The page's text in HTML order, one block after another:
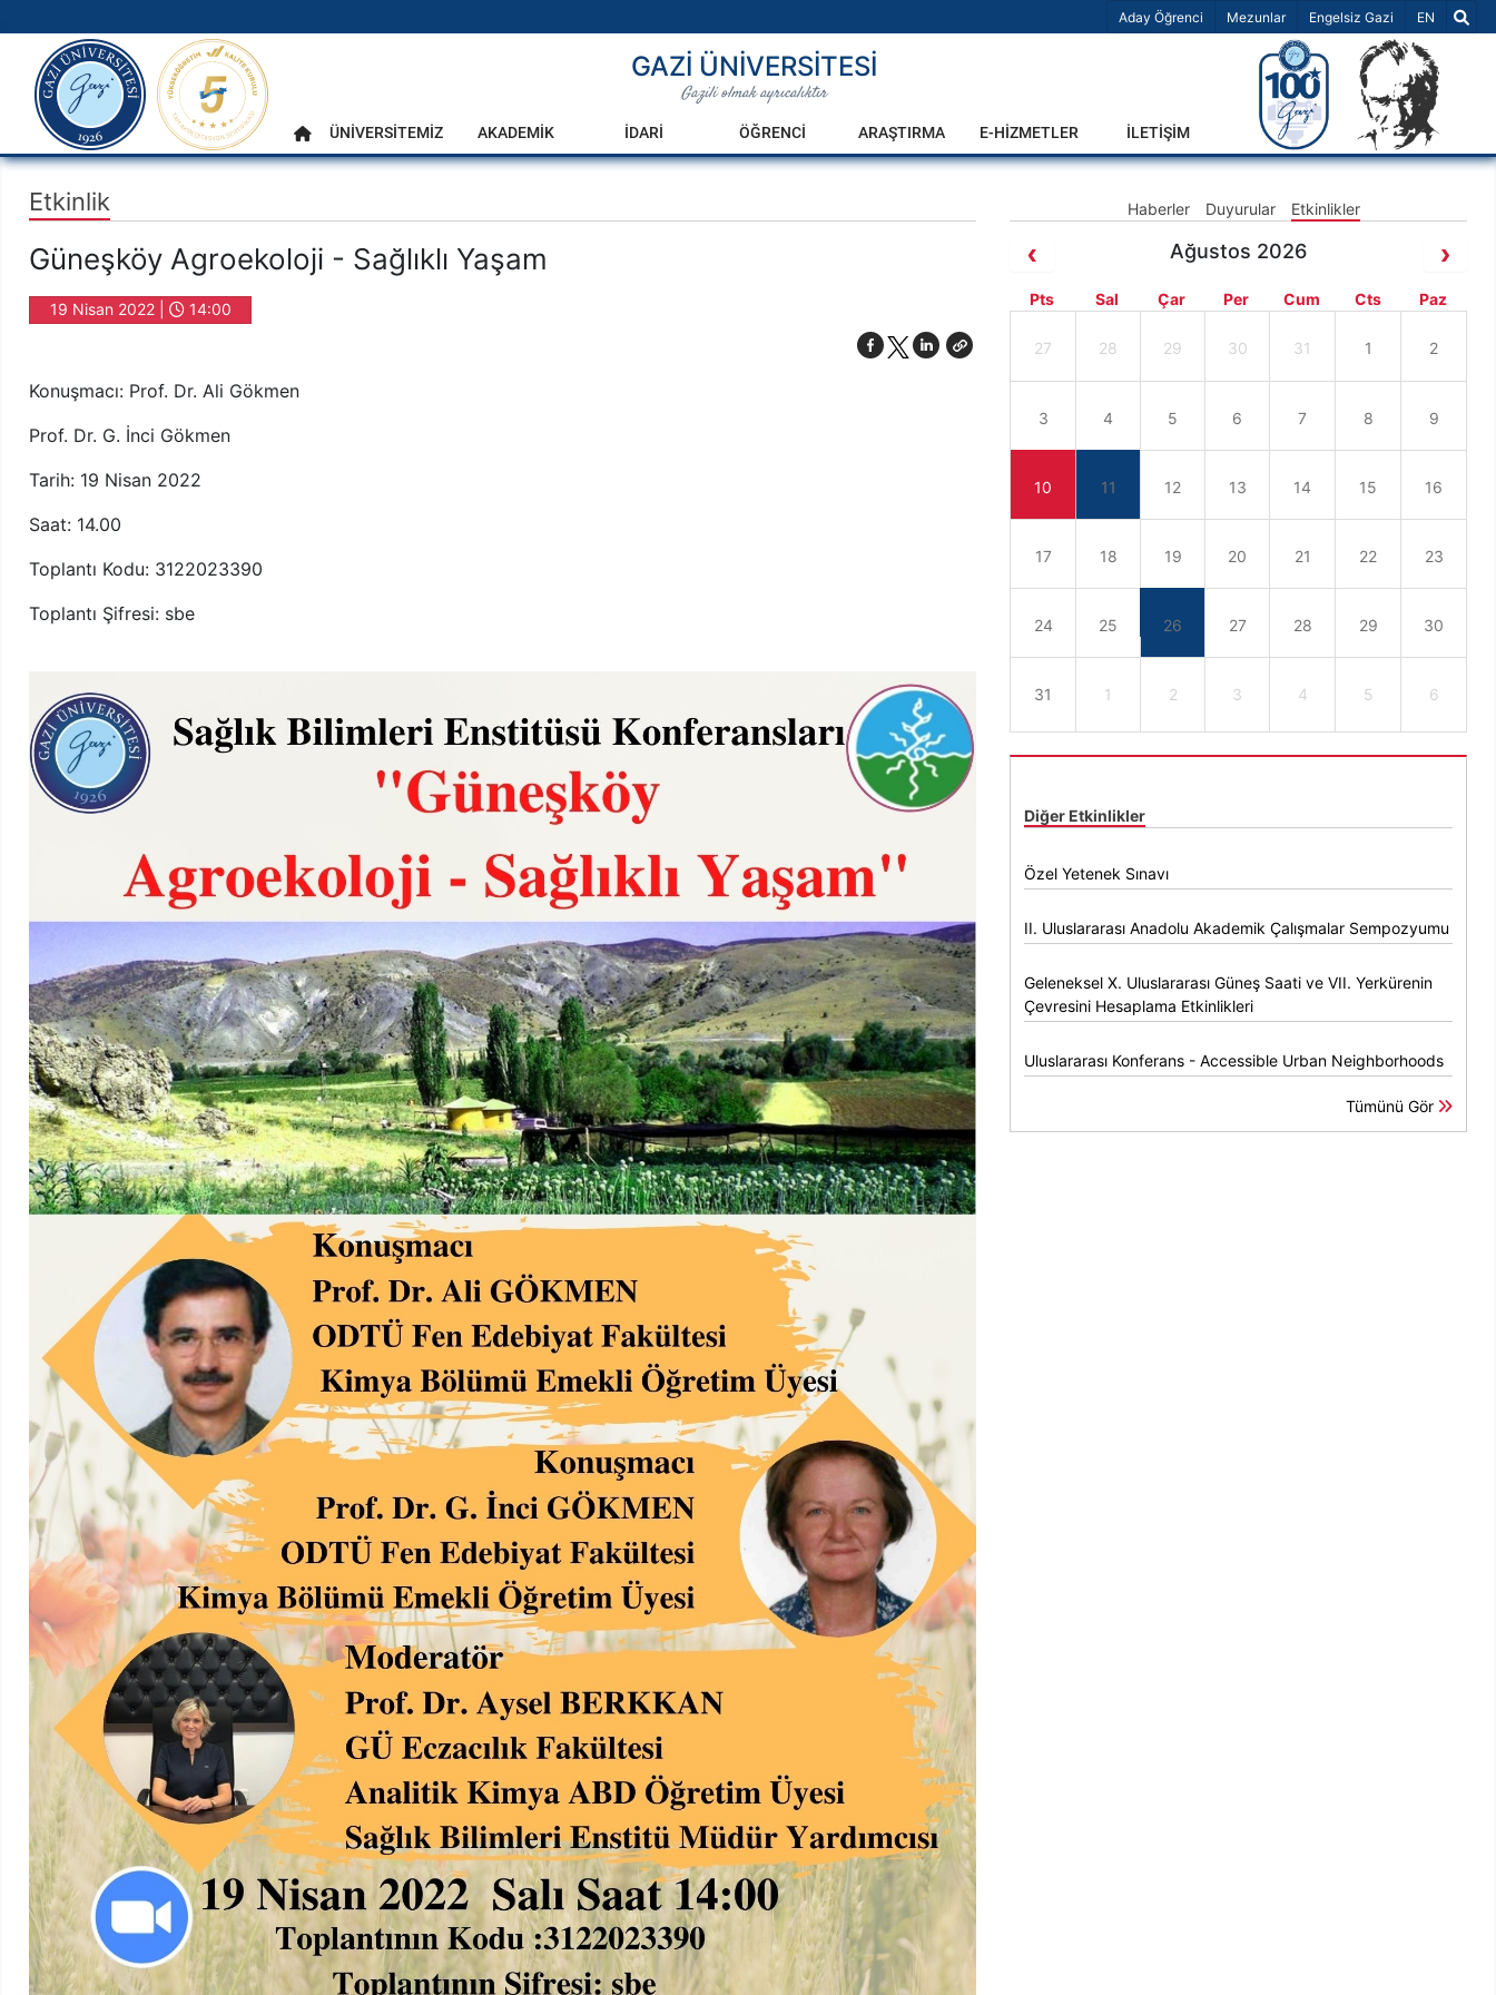
Aday Öğrenci Mezunlar Engelsiz Gazi Dil Seçiniz
EN
Ana Menü
gazi.edu.tr
GAZİ ÜNİVERSİTESİ
Gazili olmak ayrıcalıktır
Anasayfa
ÜNİVERSİTEMİZ AKADEMİK İDARİ ÖĞRENCİ ARAŞTIRMA E-HİZMETLER İLETİŞİM
Etkinlik Haberler Duyurular Etkinlikler
Güneşköy Agroekoloji - Sağlıklı Yaşam
19 Nisan 2022 | 14:00
Konuşmacı: Prof. Dr. Ali Gökmen
Prof. Dr. G. İnci Gökmen
Tarih: 19 Nisan 2022
Saat: 14.00
Toplantı Kodu: 3122023390
Toplantı Şifresi: sbe
Ağustos 2026
Pts Sal Çar Per Cum Cts Paz
27 28 29 30 31 1 2
3 4 5 6 7 8 9
10 11 12 13 14 15 16
17 18 19 20 21 22 23
24 25 26 27 28 29 30
31 1 2 3 4 5 6
Diğer Etkinlikler
Özel Yetenek Sınavı
II. Uluslararası Anadolu Akademik Çalışmalar Sempozyumu
Geleneksel X. Uluslararası Güneş Saati ve VII. Yerkürenin
Çevresini Hesaplama Etkinlikleri
Uluslararası Konferans - Accessible Urban Neighborhoods
Tümünü Gör